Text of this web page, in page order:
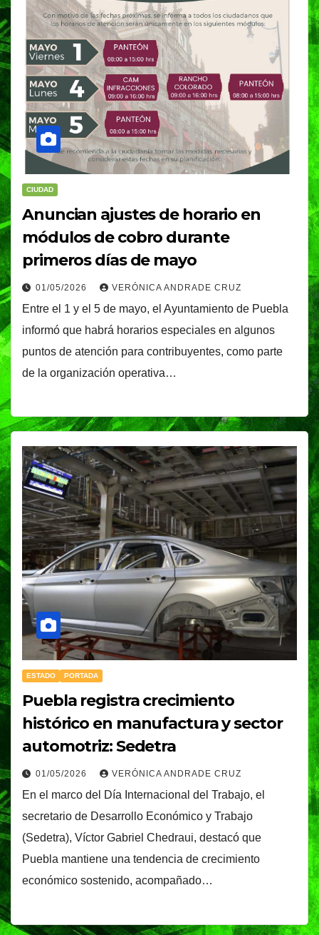
CIUDAD
Anuncian ajustes de horario en
módulos de cobro durante
primeros días de mayo
01/05/2026 VERÓNICA ANDRADE CRUZ
Entre el 1 y el 5 de mayo, el Ayuntamiento de Puebla
informó que habrá horarios especiales en algunos
puntos de atención para contribuyentes, como parte
de la organización operativa…
ESTADO PORTADA
Puebla registra crecimiento
histórico en manufactura y sector
automotriz: Sedetra
01/05/2026 VERÓNICA ANDRADE CRUZ
En el marco del Día Internacional del Trabajo, el
secretario de Desarrollo Económico y Trabajo
(Sedetra), Víctor Gabriel Chedraui, destacó que
Puebla mantiene una tendencia de crecimiento
económico sostenido, acompañado…